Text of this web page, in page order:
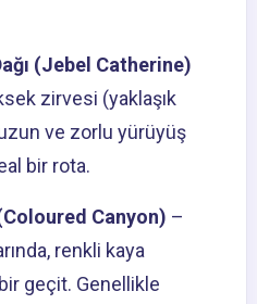
(Jebel Catherine)
zirvesi (yaklaşık
ve zorlu yürüyüş
bir rota.
Canyon) –
renkli kaya
geçit. Genellikle